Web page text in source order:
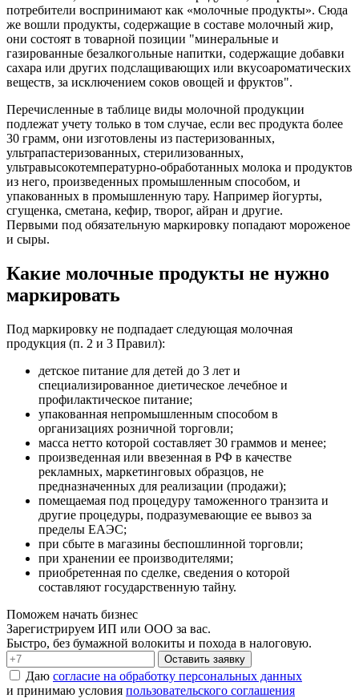
потребители воспринимают как «молочные продукты». Сюда
же вошли продукты, содержащие в составе молочный жир,
они состоят в товарной позиции "минеральные и
газированные безалкогольные напитки, содержащие добавки
сахара или других подслащивающих или вкусоароматических
веществ, за исключением соков овощей и фруктов".
Перечисленные в таблице виды молочной продукции
подлежат учету только в том случае, если вес продукта более
30 грамм, они изготовлены из пастеризованных,
ультрапастеризованных, стерилизованных,
ультравысокотемпературно-обработанных молока и продуктов
из него, произведенных промышленным способом, и
упакованных в промышленную тару. Например йогурты,
сгущенка, сметана, кефир, творог, айран и другие.
Первыми под обязательную маркировку попадают мороженое
и сыры.
Какие молочные продукты не нужно
маркировать
Под маркировку не подпадает следующая молочная
продукция (п. 2 и 3 Правил):
детское питание для детей до 3 лет и
специализированное диетическое лечебное и
профилактическое питание;
упакованная непромышленным способом в
организациях розничной торговли;
масса нетто которой составляет 30 граммов и менее;
произведенная или ввезенная в РФ в качестве
рекламных, маркетинговых образцов, не
предназначенных для реализации (продажи);
помещаемая под процедуру таможенного транзита и
другие процедуры, подразумевающие ее вывоз за
пределы ЕАЭС;
при сбыте в магазины беспошлинной торговли;
при хранении ее производителями;
приобретенная по сделке, сведения о которой
составляют государственную тайну.
Поможем начать бизнес
Зарегистрируем ИП или ООО за вас.
Быстро, без бумажной волокиты и похода в налоговую.
Оставить заявку
Даю согласие на обработку персональных данных
и принимаю условия пользовательского соглашения